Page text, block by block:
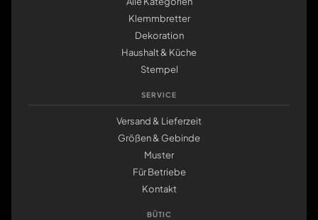
Klemmbretter
Dekoration
Haushalt & Küche
Stempel
SERVICE
Versand & Lieferzeit
Größen & Gebinde
Muster
Für Betriebe
Kontakt
BÜTIC